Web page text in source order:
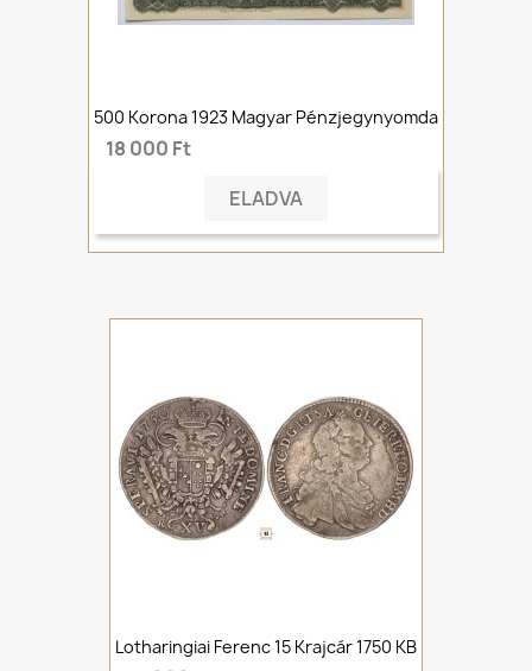
500 Korona 1923 Magyar Pénzjegynyomda
18 000 Ft
ELADVA
Lotharingiai Ferenc 15 Krajcár 1750 KB